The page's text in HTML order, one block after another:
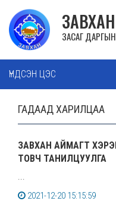
ЗАСАГ
ҮНДСЭН ЦЭС
ГАДААД ХАРИЛЦАА
ЗАВХАН АЙМАГТ
ТОВЧ ТАНИЛЦУУЛГА
...
2021-12-20 15:15:59